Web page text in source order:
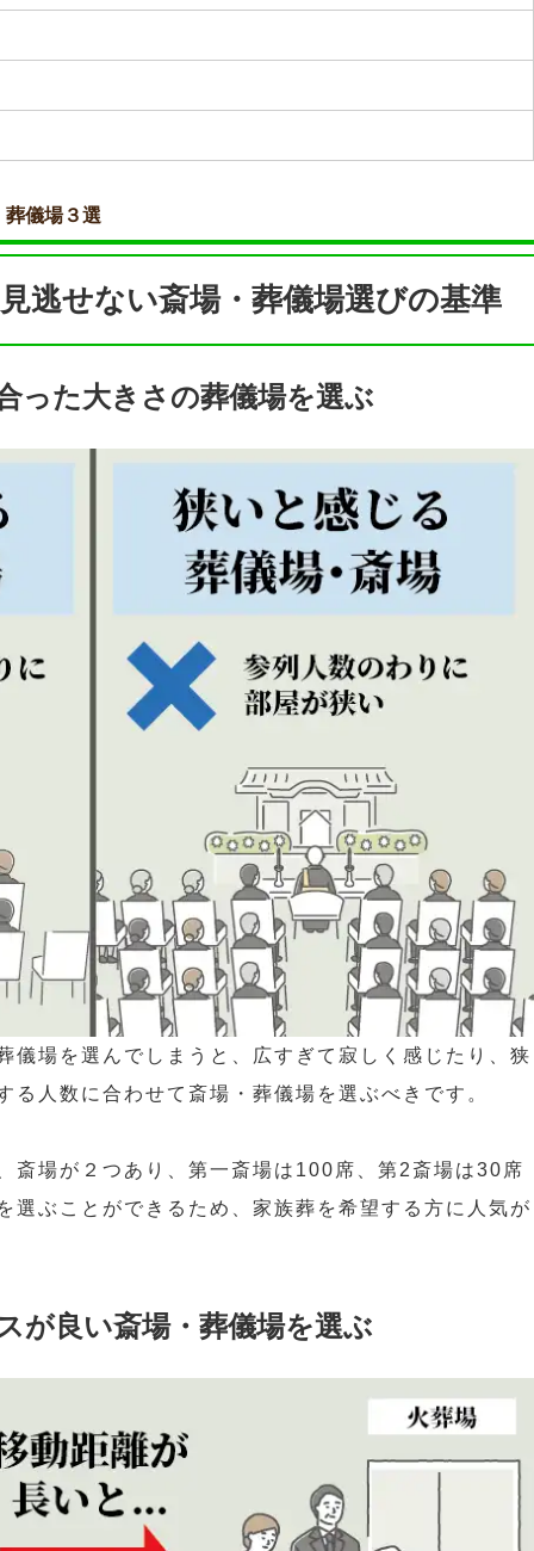
儀場３選
逃せない斎場・葬儀場選びの基準
った大きさの葬儀場を選ぶ
儀場を選んでしまうと、広すぎて寂しく感じたり、狭
る人数に合わせて斎場・葬儀場を選ぶべきです。
斎場が２つあり、第一斎場は100席、第2斎場は30席
選ぶことができるため、家族葬を希望する方に人気が
が良い斎場・葬儀場を選ぶ